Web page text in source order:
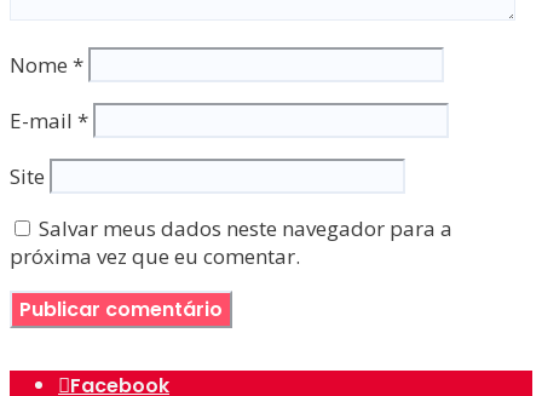
Nome *
E-mail *
Site
Salvar meus dados neste navegador para a
próxima vez que eu comentar.
Facebook